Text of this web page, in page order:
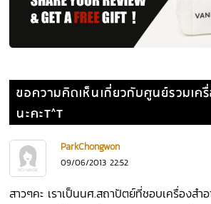
ขอความคิดเห็นเกี่ยวกับศูนย์รวมเค
นะคะT^T
ParkChongwon
09/06/2013 22:52
สาวๆคะ เราเป็นนศ.สถาปัตย์ที่ชอบเครื่องสำ